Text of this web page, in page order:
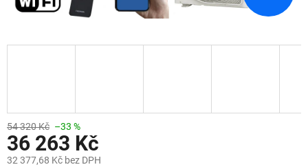
54 320 Kč –33 %
36 263 Kč
32 377,68 Kč bez DPH